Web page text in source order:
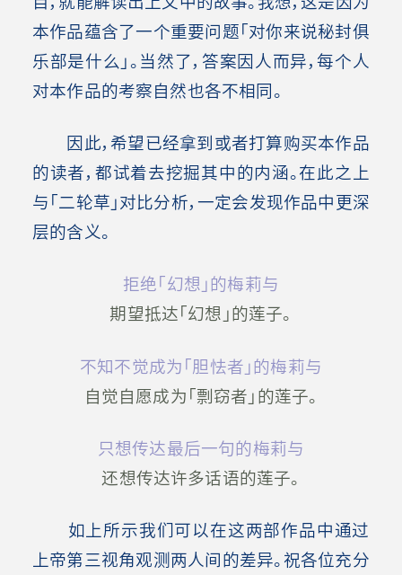
本作品蕴含了一个重要问题「对你来说秘封俱
乐部是什么」。当然了，答案因人而异，每个人
对本作品的考察自然也各不相同。
因此，希望已经拿到或者打算购买本作品
的读者，都试着去挖掘其中的内涵。在此之上
与「二轮草」对比分析，一定会发现作品中更深
层的含义。
拒绝「幻想」的梅莉与
期望抵达「幻想」的莲子。
不知不觉成为「胆怯者」的梅莉与
自觉自愿成为「剽窃者」的莲子。
只想传达最后一句的梅莉与
还想传达许多话语的莲子。
如上所示我们可以在这两部作品中通过
上帝第三视角观测两人间的差异。祝各位充分